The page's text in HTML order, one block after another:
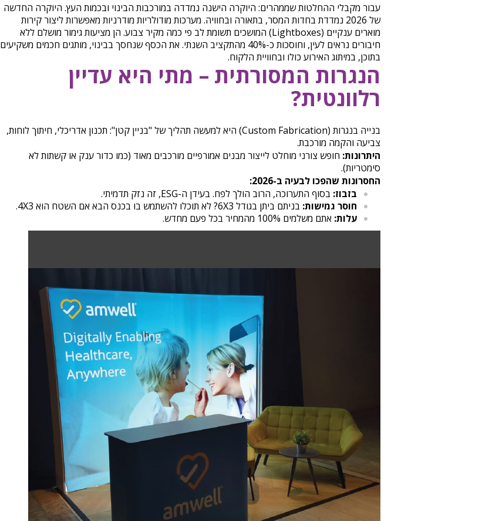
עבור מקבלי ההחלטות שממהרים: היוקרה הישנה נמדדה במורכבות הבינוי ובכמות העץ. היוקרה החדשה
של 2026 נמדדת בחדות המסר, בתאורה ובחוויה. מערכות מודולריות מודרניות מאפשרות ליצור קירות
מוארים ענקיים (Lightboxes) המושכים תשומת לב פי כמה מקיר צבוע. הן מציעות גימור מושלם ללא
חיבורים נראים לעין, וחוסכות כ-40% מהתקציב השנתי. את הכסף שנחסך בבינוי, מותגים חכמים משקיעים
בתוכן, במיתוג האירוע כולו ובחוויית הלקוח.
הנגרות המסורתית – מתי היא עדיין
רלוונטית?
בנייה בנגרות (Custom Fabrication) היא למעשה תהליך של "בניין קטן": תכנון אדריכלי, חיתוך לוחות,
צביעה והקמה מורכבת.
היתרונות: חופש צורני מוחלט לייצור מבנים אמורפיים מורכבים מאוד (כמו כדור ענק או קשתות לא
סימטריות).
החסרונות שהפכו לבעיה ב-2026:
בזבוז: בסוף התערוכה, הרוב הולך לפח. בעידן ה-ESG, זה נזק תדמיתי.
חוסר גמישות: בניתם ביתן בגודל 6X3? לא תוכלו להשתמש בו בכנס הבא אם השטח הוא 4X3.
עלות: אתם משלמים 100% מהמחיר בכל פעם מחדש.